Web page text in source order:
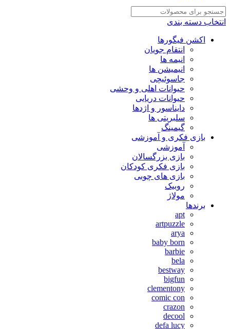
انتخاب دسته بندی
اکشن فیگورها
انتقام جویان
انیمه ها
انیمیشن ها
جاسوئیچی
حیوانات اهلی و وحشی
حیوانات دریایی
دایناسور و اژدها
سلبریتی ها
گیمینگ
بازی فکری و آموزشی
آموزشی
بازی بزرگسالان
بازی فکری کودکان
بازی های چوبی
روبیک
مولاژ
برندها
apt
artpuzzle
arya
baby born
barbie
bela
bestway
bigfun
clementony
comic con
crazon
decool
defa lucy